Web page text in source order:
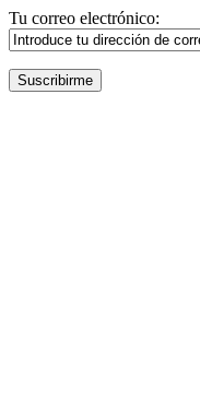
Tu correo electrónico: